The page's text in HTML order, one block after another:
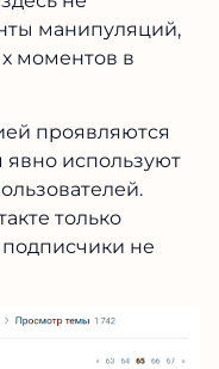
мнение о
нет фейков в
BBet
проявляются
явно
во
подробностей
В